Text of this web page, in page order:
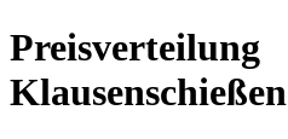
Preisverteilung
Klausenschießen